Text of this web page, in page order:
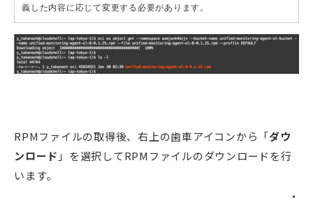
義した内容に応じて変更する必要があります。
RPMファイルの取得後、右上の歯車アイコンから「ダウ
ンロード 」を選択してRPMファイルのダウンロードを行
います。